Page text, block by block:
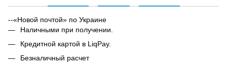
--«Новой почтой» по Украине
Наличными при получении.
Кредитной картой в LiqPay.
Безналичный расчет